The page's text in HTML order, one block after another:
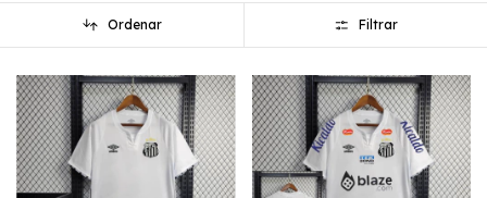
Ordenar Filtrar